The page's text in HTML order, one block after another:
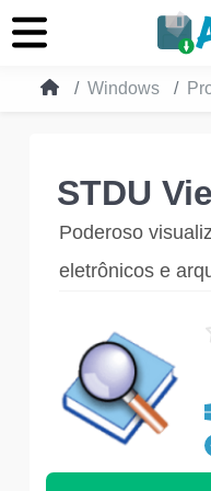
Windows
STDU
Poderoso
eletrônicos e